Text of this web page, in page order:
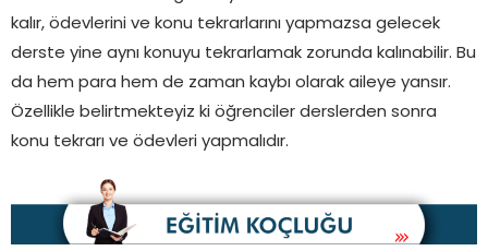
kalır, ödevlerini ve konu tekrarlarını yapmazsa gelecek
derste yine aynı konuyu tekrarlamak zorunda kalınabilir. Bu
da hem para hem de zaman kaybı olarak aileye yansır.
Özellikle belirtmekteyiz ki öğrenciler derslerden sonra
konu tekrarı ve ödevleri yapmalıdır.